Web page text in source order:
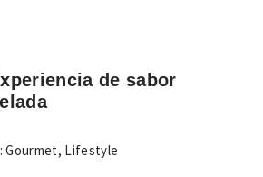
de sabor
Gourmet, Lifestyle